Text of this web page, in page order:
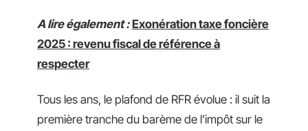
A lire également : Exonération taxe foncière
2025 : revenu fiscal de référence à
respecter
Tous les ans, le plafond de RFR évolue : il suit la
première tranche du barème de l’impôt sur le